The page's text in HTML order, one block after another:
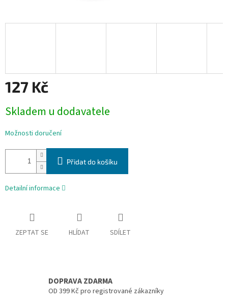
127 Kč
cena:
Skladem u dodavatele
Možnosti doručení
Přidat do košíku
Detailní informace
ZEPTAT SE HLÍDAT SDÍLET
DOPRAVA ZDARMA
OD 399 Kč pro registrované zákazníky